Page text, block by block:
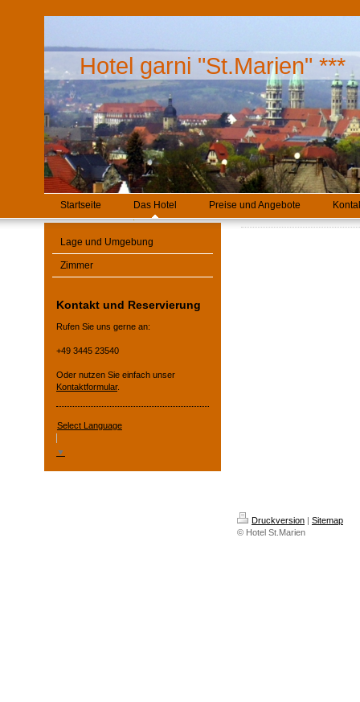
Hotel garni "St.Marien" ***
Startseite Das Hotel Preise und Angebote
Lage und Umgebung
Zimmer
Kontakt und Reservierung
Rufen Sie uns gerne an:
+49 3445 23540
Oder nutzen Sie einfach unser
Kontaktformular.
Select Language
▼
Druckversion | Sitemap
© Hotel St.Marien